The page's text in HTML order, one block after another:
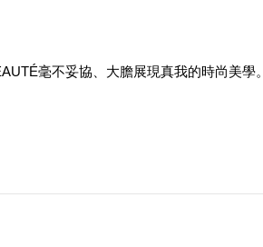
毫不妥協、大膽展現真我的時尚美學。